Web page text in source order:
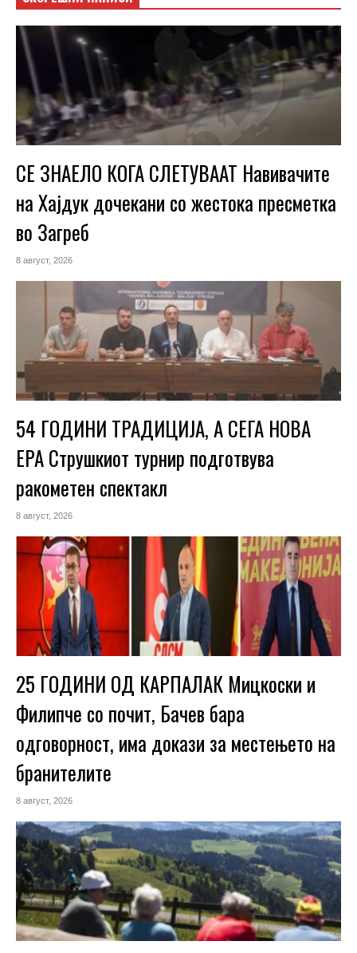
СЕ ЗНАЕЛО КОГА СЛЕТУВААТ Навивачите
на Хајдук дочекани со жестока пресметка
во Загреб
8 август, 2026
54 ГОДИНИ ТРАДИЦИЈА, А СЕГА НОВА
ЕРА Струшкиот турнир подготвува
ракометен спектакл
8 август, 2026
25 ГОДИНИ ОД КАРПАЛАК Мицкоски и
Филипче со почит, Бачев бара
одговорност, има докази за местењето на
бранителите
8 август, 2026